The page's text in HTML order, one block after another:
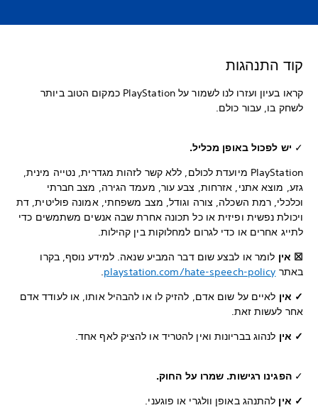
קוד התנהגות
קראו בעיון ועזרו לנו לשמור על PlayStation כמקום הטוב ביותר
לשחק בו, עבור כולם.
✓ יש לפכול באופן מכליל.
PlayStation מיועדת לכולם, ללא קשר לזהות מגדרית, נטייה מינית,
גזע, מוצא אתני, אזרחות, צבע עור, מעמד הגירה, מצב חברתי
וכלכלי, רמת השכלה, צורה וגודל, מצב משפחתי, אמונה פוליטית, דת
ויכולת נפשית ופיזית או כל תכונה אחרת שבה אנשים משתמשים כדי
לתייג אחרים או כדי לגרום למחלוקות בין קהילות.
☒ אין לומר או לבצע שום דבר המביע שנאה. למידע נוסף, בקרו
באתר playstation.com/hate-speech-policy
.
✓ אין לאיים על שום אדם, להזיק לו או להבהיל אותו, או לעודד אדם
אחר לעשות זאת.
✓ אין לנהוג בבריונות ואין להטריד או להציק לאף אחד.
✓הפגינו רגישות. שמרו על החוק.
✓ אין להתנהג באופן וולגרי או פוגעני.